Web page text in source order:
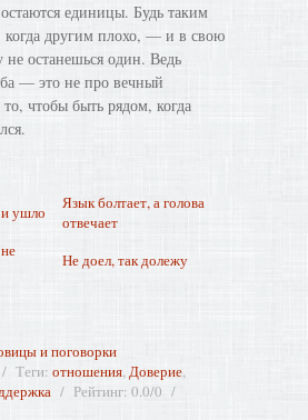
единицы. Будь таким
другим плохо, — и в свою
останешься один. Ведь
— это не про вечный
чтобы быть рядом, когда
ушло
Язык болтает, а голова
отвечает
Не доел, так долежу
и поговорки
Теги: отношения,Доверие,
Рейтинг: 0.0/0